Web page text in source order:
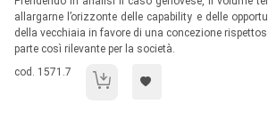
allargarne l’orizzonte delle capability e delle
della vecchiaia in favore di una concezione
parte così rilevante per la società.
Codice libro:
cod. 1571.7 Città vecchia, nuovi anziani